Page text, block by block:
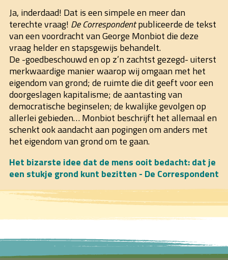
Ja, inderdaad! Dat is een simpele en meer dan
terechte vraag! De Correspondentpubliceerde de tekst
van een voordracht van George Monbiot die deze
vraag helder en stapsgewijs behandelt.
De -goedbeschouwd en op z’n zachtst gezegd- uiterst
merkwaardige manier waarop wij omgaan met het
eigendom van grond; de ruimte die dit geeft voor een
doorgeslagen kapitalisme; de aantasting van
democratische beginselen; de kwalijke gevolgen op
allerlei gebieden… Monbiot beschrijft het allemaal en
schenkt ook aandacht aan pogingen om anders met
het eigendom van grond om te gaan.
Het bizarste idee dat de mens ooit bedacht: dat je
een stukje grond kunt bezitten - De Correspondent